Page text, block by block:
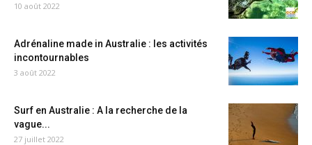
10 août 2022
Adrénaline made in Australie : les activités
incontournables
3 août 2022
Surf en Australie : A la recherche de la
vague...
27 juillet 2022